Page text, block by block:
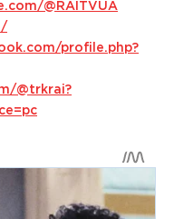
@RAITVUA
profile.php?
@trkrai?